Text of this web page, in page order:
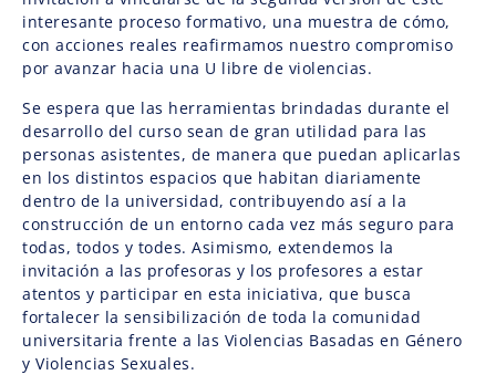
interesante proceso formativo, una muestra de cómo,
con acciones reales reafirmamos nuestro compromiso
por avanzar hacia una U libre de violencias.
Se espera que las herramientas brindadas durante el
desarrollo del curso sean de gran utilidad para las
personas asistentes, de manera que puedan aplicarlas
en los distintos espacios que habitan diariamente
dentro de la universidad, contribuyendo así a la
construcción de un entorno cada vez más seguro para
todas, todos y todes. Asimismo, extendemos la
invitación a las profesoras y los profesores a estar
atentos y participar en esta iniciativa, que busca
fortalecer la sensibilización de toda la comunidad
universitaria frente a las Violencias Basadas en Género
y Violencias Sexuales.